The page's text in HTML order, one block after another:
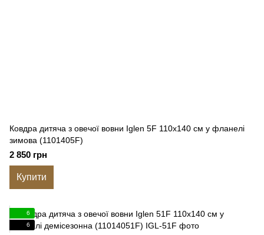
Ковдра дитяча з овечої вовни Iglen 5F 110x140 см у фланелі
зимова (1101405F)
2 850 грн
Купити
6
6